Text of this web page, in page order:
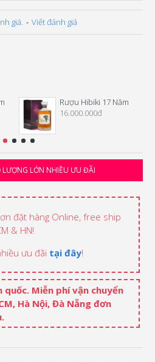
giá. - Viết đánh giá
LƯỢNG LỚN NHIỀU ƯU ĐÃI
Rượu Hibiki 17 Năm
16.000.000đ
đặt hàng Online, free ship
& HN!
ưu đãi tại đây!
quốc. Miễn phí vận chuyển
Hà Nội, Đà Nẵng đơn